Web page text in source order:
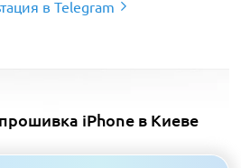
в Telegram
iPhone в Киеве